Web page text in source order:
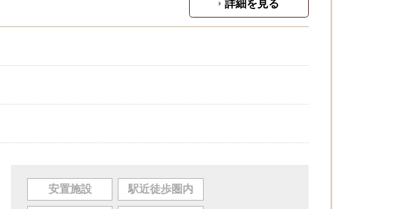
詳細を見る
安置施設 駅近徒歩圏内